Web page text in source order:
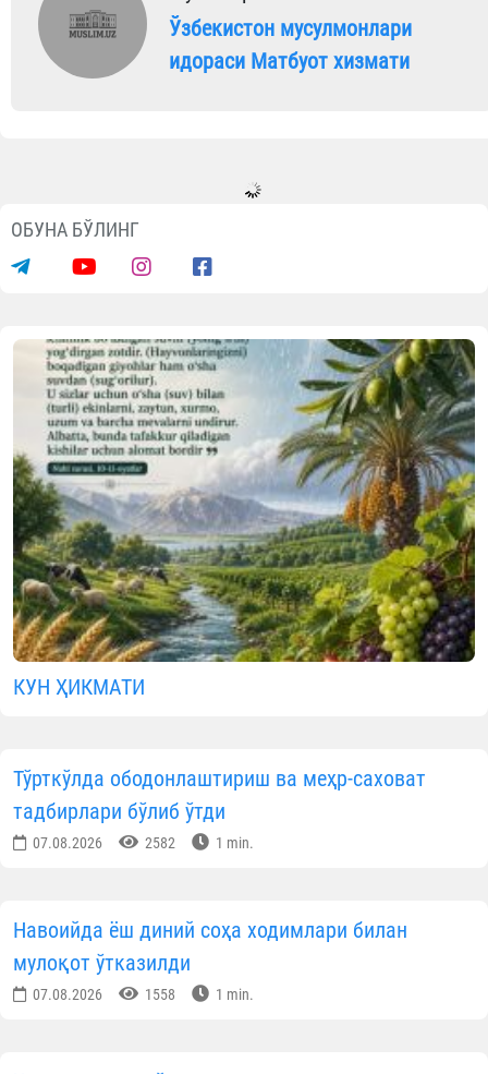
Ўзбекистон мусулмонлари
идораси Матбуот хизмати
ОБУНА БЎЛИНГ
КУН ҲИКМАТИ
Тўрткўлда ободонлаштириш ва меҳр-саховат
тадбирлари бўлиб ўтди
07.08.2026 2582 1 min.
Навоийда ёш диний соҳа ходимлари билан
мулоқот ўтказилди
07.08.2026 1558 1 min.